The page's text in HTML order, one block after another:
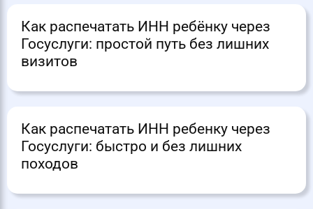
Как распечатать ИНН ребёнку через
Госуслуги: простой путь без лишних
визитов
Как распечатать ИНН ребенку через
Госуслуги: быстро и без лишних
походов